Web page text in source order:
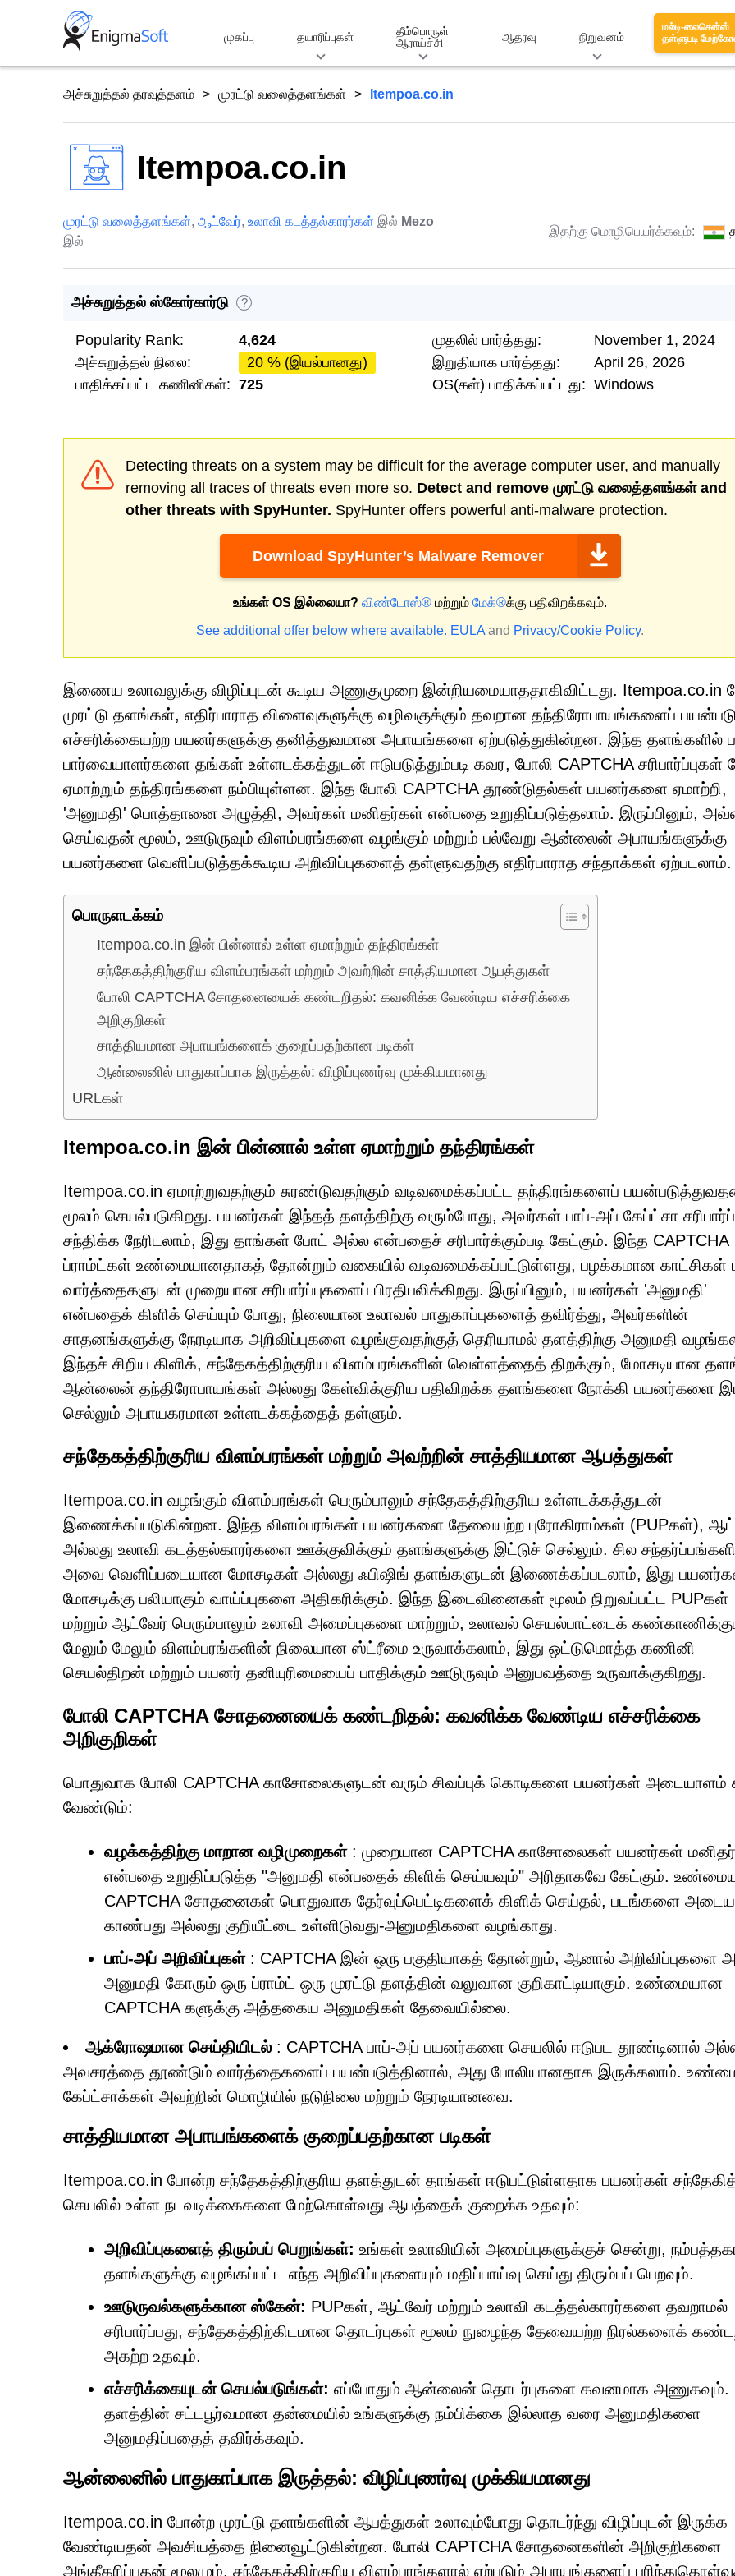
முகப்பு தயாரிப்புகள்
தீம்பொருள்
ஆராய்ச்சி
ஆதரவு நிறுவனம்
மல்டி-லைசென்ஸ்
தள்ளுபடி
அச்சுறுத்தல் தரவுத்தளம் முரட்டு வலைத்தளங்கள் Itempoa.co.in
Itempoa.co.in
முரட்டு வலைத்தளங்கள், ஆட்வேர், உலாவி கடத்தல்காரர்கள் இல் Mezo
இல்
இதற்கு மொழிபெயர்க்கவும்:
அச்சுறுத்தல் ஸ்கோர்கார்டு ?
Popularity Rank:
4,624
அச்சுறுத்தல் நிலை:
20 % (இயல்பானது)
பாதிக்கப்பட்ட கணினிகள்: 725
முதலில் பார்த்தது:
November 1, 2024
இறுதியாக பார்த்தது:
April 26, 2026
OS(கள்) பாதிக்கப்பட்டது: Windows
Detecting threats on a system may be difficult for the average computer user, and manually
removing all traces of threats even more so. Detect and remove முரட்டு வலைத்தளங்கள்and
other threats with SpyHunter. SpyHunter offers powerful anti-malware protection.
Download SpyHunter’s Malware Remover
உங்கள் OS இல்லையா? விண்டோஸ்® மற்றும் மேக்®க்கு பதிவிறக்கவும்.
See additional offer below where available. EULA and Privacy/Cookie Policy.
இணைய உலாவலுக்கு விழிப்புடன் கூடிய அணுகுமுறை இன்றியமையாததாகிவிட்டது.
முரட்டு தளங்கள், எதிர்பாராத விளைவுகளுக்கு வழிவகுக்கும் தவறான தந்திரோபாயங்களைப்
எச்சரிக்கையற்ற பயனர்களுக்கு தனித்துவமான அபாயங்களை ஏற்படுத்துகின்றன. இந்த தளங்களில்
பார்வையாளர்களை தங்கள் உள்ளடக்கத்துடன் ஈடுபடுத்தும்படி கவர, போலி CAPTCHA
ஏமாற்றும் தந்திரங்களை நம்பியுள்ளன. இந்த போலி CAPTCHA தூண்டுதல்கள் பயனர்களை ஏமாற்றி,
'அனுமதி' பொத்தானை அழுத்தி, அவர்கள் மனிதர்கள் என்பதை உறுதிப்படுத்தலாம். இருப்பினும்,
செய்வதன் மூலம், ஊடுருவும் விளம்பரங்களை வழங்கும் மற்றும் பல்வேறு ஆன்லைன் அபாயங்களுக்கு
பயனர்களை வெளிப்படுத்தக்கூடிய அறிவிப்புகளைத் தள்ளுவதற்கு எதிர்பாராத சந்தாக்கள் ஏற்படலாம்.
பொருளடக்கம்
Itempoa.co.in இன் பின்னால் உள்ள ஏமாற்றும் தந்திரங்கள்
சந்தேகத்திற்குரிய விளம்பரங்கள் மற்றும் அவற்றின் சாத்தியமான ஆபத்துகள்
போலி CAPTCHA சோதனையைக் கண்டறிதல்: கவனிக்க வேண்டிய எச்சரிக்கை
அறிகுறிகள்
சாத்தியமான அபாயங்களைக் குறைப்பதற்கான படிகள்
ஆன்லைனில் பாதுகாப்பாக இருத்தல்: விழிப்புணர்வு முக்கியமானது
URLகள்
Itempoa.co.in இன் பின்னால் உள்ள ஏமாற்றும் தந்திரங்கள்
Itempoa.co.in ஏமாற்றுவதற்கும் சுரண்டுவதற்கும் வடிவமைக்கப்பட்ட தந்திரங்களைப்
மூலம் செயல்படுகிறது. பயனர்கள் இந்தத் தளத்திற்கு வரும்போது, அவர்கள் பாப்-அப் கேப்ட்சா
சந்திக்க நேரிடலாம், இது தாங்கள் போட் அல்ல என்பதைச் சரிபார்க்கும்படி கேட்கும். இந்த CAPTCHA
ப்ராம்ட்கள் உண்மையானதாகத் தோன்றும் வகையில் வடிவமைக்கப்பட்டுள்ளது, பழக்கமான காட்சிகள்
வார்த்தைகளுடன் முறையான சரிபார்ப்புகளைப் பிரதிபலிக்கிறது. இருப்பினும், பயனர்கள் 'அனுமதி'
என்பதைக் கிளிக் செய்யும் போது, நிலையான உலாவல் பாதுகாப்புகளைத் தவிர்த்து, அவர்களின்
சாதனங்களுக்கு நேரடியாக அறிவிப்புகளை வழங்குவதற்குத் தெரியாமல் தளத்திற்கு அனுமதி
இந்தச் சிறிய கிளிக், சந்தேகத்திற்குரிய விளம்பரங்களின் வெள்ளத்தைத் திறக்கும், மோசடியான
ஆன்லைன் தந்திரோபாயங்கள் அல்லது கேள்விக்குரிய பதிவிறக்க தளங்களை நோக்கி பயனர்களை
செல்லும் அபாயகரமான உள்ளடக்கத்தைத் தள்ளும்.
சந்தேகத்திற்குரிய விளம்பரங்கள் மற்றும் அவற்றின் சாத்தியமான ஆபத்துகள்
Itempoa.co.in வழங்கும் விளம்பரங்கள் பெரும்பாலும் சந்தேகத்திற்குரிய உள்ளடக்கத்துடன்
இணைக்கப்படுகின்றன. இந்த விளம்பரங்கள் பயனர்களை தேவையற்ற புரோகிராம்கள் (PUPகள்),
அல்லது உலாவி கடத்தல்காரர்களை ஊக்குவிக்கும் தளங்களுக்கு இட்டுச் செல்லும். சில
அவை வெளிப்படையான மோசடிகள் அல்லது ஃபிஷிங் தளங்களுடன் இணைக்கப்படலாம், இது
மோசடிக்கு பலியாகும் வாய்ப்புகளை அதிகரிக்கும். இந்த இடைவினைகள் மூலம் நிறுவப்பட்ட PUPகள்
மற்றும் ஆட்வேர் பெரும்பாலும் உலாவி அமைப்புகளை மாற்றும், உலாவல் செயல்பாட்டைக்
மேலும் மேலும் விளம்பரங்களின் நிலையான ஸ்ட்ரீமை உருவாக்கலாம், இது ஒட்டுமொத்த கணினி
செயல்திறன் மற்றும் பயனர் தனியுரிமையைப் பாதிக்கும் ஊடுருவும் அனுபவத்தை உருவாக்குகிறது.
போலி CAPTCHA சோதனையைக் கண்டறிதல்: கவனிக்க வேண்டிய எச்சரிக்கை
அறிகுறிகள்
பொதுவாக போலி CAPTCHA காசோலைகளுடன் வரும் சிவப்புக் கொடிகளை பயனர்கள்
வேண்டும்:
வழக்கத்திற்கு மாறான வழிமுறைகள்: முறையான CAPTCHA காசோலைகள் பயனர்கள்
என்பதை உறுதிப்படுத்த "அனுமதி என்பதைக் கிளிக் செய்யவும்" அரிதாகவே கேட்கும்.
CAPTCHA சோதனைகள் பொதுவாக தேர்வுப்பெட்டிகளைக் கிளிக் செய்தல், படங்களை
காண்பது அல்லது குறியீட்டை உள்ளிடுவது-அனுமதிகளை வழங்காது.
பாப்-அப் அறிவிப்புகள்: CAPTCHA இன் ஒரு பகுதியாகத் தோன்றும், ஆனால் அறிவிப்புகளை
அனுமதி கோரும் ஒரு ப்ராம்ட் ஒரு முரட்டு தளத்தின் வலுவான குறிகாட்டியாகும். உண்மையான
CAPTCHA களுக்கு அத்தகைய அனுமதிகள் தேவையில்லை.
ஆக்ரோஷமான செய்தியிடல் : CAPTCHA பாப்-அப் பயனர்களை செயலில் ஈடுபட தூண்டினால்
அவசரத்தை தூண்டும் வார்த்தைகளைப் பயன்படுத்தினால், அது போலியானதாக இருக்கலாம்.
கேப்ட்சாக்கள் அவற்றின் மொழியில் நடுநிலை மற்றும் நேரடியானவை.
சாத்தியமான அபாயங்களைக் குறைப்பதற்கான படிகள்
Itempoa.co.in போன்ற சந்தேகத்திற்குரிய தளத்துடன் தாங்கள் ஈடுபட்டுள்ளதாக பயனர்கள்
செயலில் உள்ள நடவடிக்கைகளை மேற்கொள்வது ஆபத்தைக் குறைக்க உதவும்:
அறிவிப்புகளைத் திரும்பப் பெறுங்கள்: உங்கள் உலாவியின் அமைப்புகளுக்குச் சென்று,
தளங்களுக்கு வழங்கப்பட்ட எந்த அறிவிப்புகளையும் மதிப்பாய்வு செய்து திரும்பப் பெறவும்.
ஊடுருவல்களுக்கான ஸ்கேன்: PUPகள், ஆட்வேர் மற்றும் உலாவி கடத்தல்காரர்களை தவறாமல்
சரிபார்ப்பது, சந்தேகத்திற்கிடமான தொடர்புகள் மூலம் நுழைந்த தேவையற்ற நிரல்களைக்
அகற்ற உதவும்.
எச்சரிக்கையுடன் செயல்படுங்கள்: எப்போதும் ஆன்லைன் தொடர்புகளை கவனமாக அணுகவும்.
தளத்தின் சட்டபூர்வமான தன்மையில் உங்களுக்கு நம்பிக்கை இல்லாத வரை அனுமதிகளை
அனுமதிப்பதைத் தவிர்க்கவும்.
ஆன்லைனில் பாதுகாப்பாக இருத்தல்: விழிப்புணர்வு முக்கியமானது
Itempoa.co.in போன்ற முரட்டு தளங்களின் ஆபத்துகள் உலாவும்போது தொடர்ந்து விழிப்புடன் இருக்க
வேண்டியதன் அவசியத்தை நினைவூட்டுகின்றன. போலி CAPTCHA சோதனைகளின் அறிகுறிகளை
அங்கீகரிப்பதன் மூலமும், சந்தேகத்திற்குரிய விளம்பரங்களால் ஏற்படும் அபாயங்களைப்